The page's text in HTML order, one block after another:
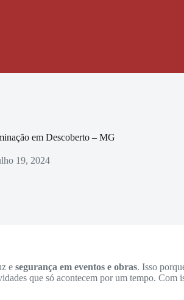
em Descoberto – MG
19, 2024
e segurança em eventos e obras. Isso
que só acontecem por um tempo. Com